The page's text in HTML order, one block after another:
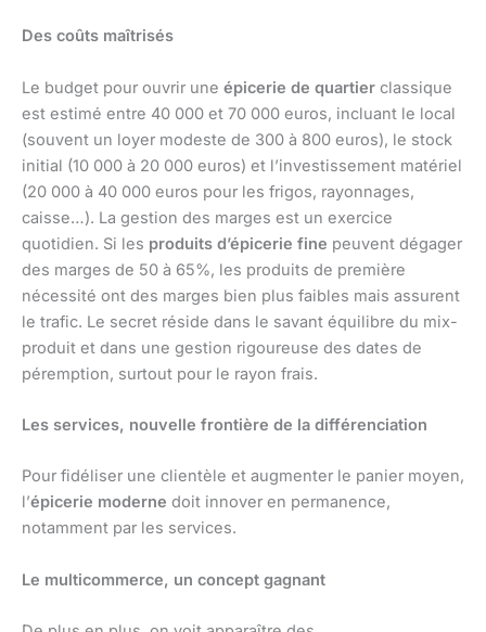
Des coûts maîtrisés
Le budget pour ouvrir une épicerie de quartier classique
est estimé entre 40 000 et 70 000 euros, incluant le local
(souvent un loyer modeste de 300 à 800 euros), le stock
initial (10 000 à 20 000 euros) et l’investissement matériel
(20 000 à 40 000 euros pour les frigos, rayonnages,
caisse…). La gestion des marges est un exercice
quotidien. Si les produits d’épicerie fine peuvent dégager
des marges de 50 à 65%, les produits de première
nécessité ont des marges bien plus faibles mais assurent
le trafic. Le secret réside dans le savant équilibre du mix-
produit et dans une gestion rigoureuse des dates de
péremption, surtout pour le rayon frais.
Les services, nouvelle frontière de la différenciation
Pour fidéliser une clientèle et augmenter le panier moyen,
l’épicerie moderne doit innover en permanence,
notamment par les services.
Le multicommerce, un concept gagnant